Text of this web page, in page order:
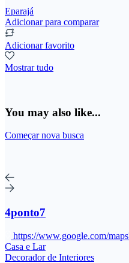
Eparajá
Adicionar para comparar
Adicionar favorito
Mostrar tudo
You may also like...
Começar nova busca
4ponto7
https://www.google.com/
Casa e Lar
Decorador de Interiores